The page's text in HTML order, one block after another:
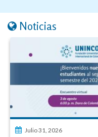
Noticias
Julio 31, 2026